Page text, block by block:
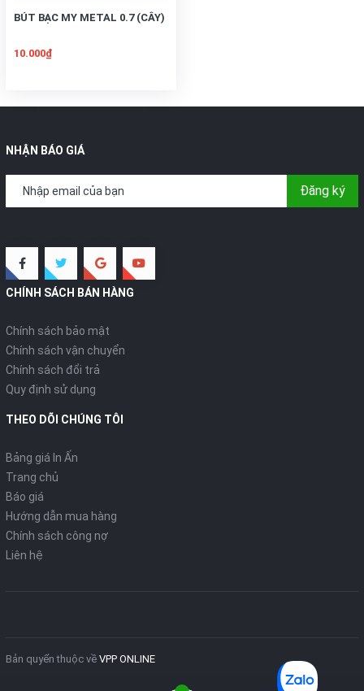
BÚT BẠC MY METAL 0.7 (CÂY)
10.000₫
NHẬN BÁO GIÁ
Đăng ký
CHÍNH SÁCH BÁN HÀNG
Chính sách bảo mật
Chính sách vận chuyển
Chính sách đổi trả
Quy định sử dụng
THEO DÕI CHÚNG TÔI
Bảng giá In Ấn
Trang chủ
Báo giá
Hướng dẫn mua hàng
Chính sách công nợ
Liên hệ
Bản quyển thuộc về VPP ONLINE